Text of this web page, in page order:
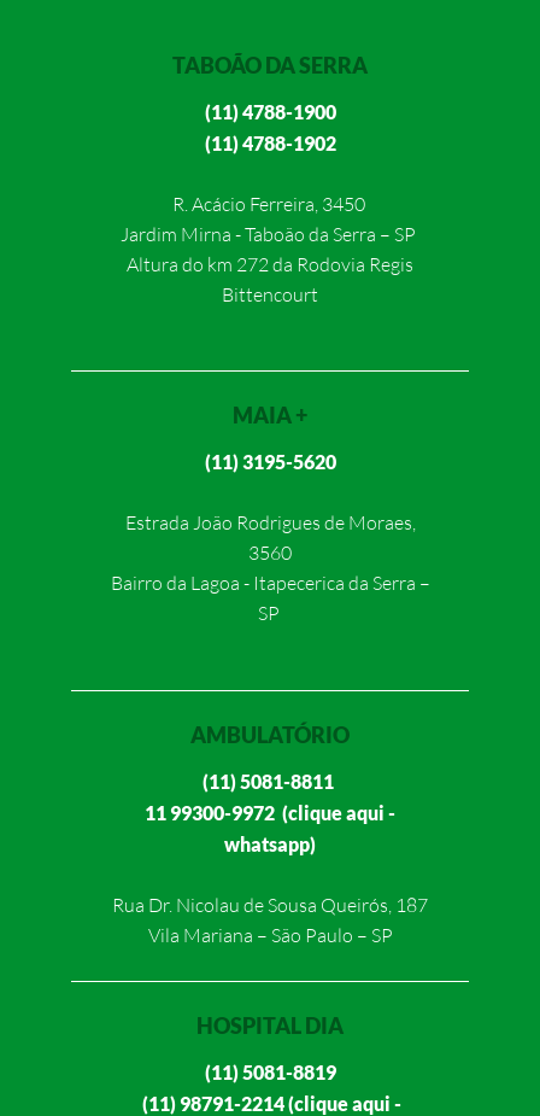
TABOÃO DA SERRA
(11) 4788-1900
(11) 4788-1902
R. Acácio Ferreira, 3450
Jardim Mirna - Taboão da Serra – SP
Altura do km 272 da Rodovia Regis
Bittencourt
MAIA +
(11) 3195-5620
Estrada João Rodrigues de Moraes,
3560
Bairro da Lagoa - Itapecerica da Serra –
SP
AMBULATÓRIO
(11) 5081-8811
11 99300-9972 (clique aqui -
whatsapp)
Rua Dr. Nicolau de Sousa Queirós, 187
Vila Mariana – São Paulo – SP
HOSPITAL DIA
(11) 5081-8819
(11) 98791-2214 (clique aqui -